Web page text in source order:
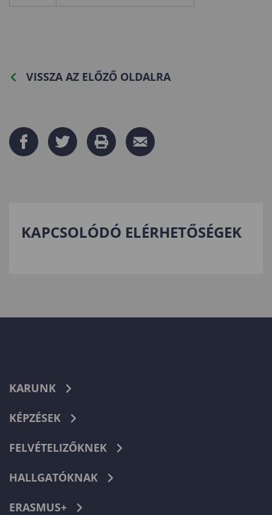
VISSZA AZ ELŐZŐ OLDALRA
KAPCSOLÓDÓ ELÉRHETŐSÉGEK
KARUNK
KÉPZÉSEK
FELVÉTELIZŐKNEK
HALLGATÓKNAK
ERASMUS+